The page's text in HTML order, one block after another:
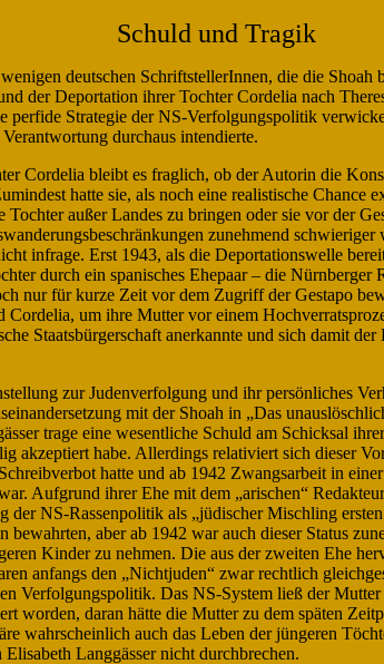
Schuld und Tragik
deutschen SchriftstellerInnen, die die
der Deportation ihrer Tochter Cordelia nach
Strategie der NS-Verfolgungspolitik
durchaus intendierte.
Cordelia bleibt es fraglich, ob der Autorin die
hatte sie, als noch eine realistische Chance
Tochter außer Landes zu bringen oder sie vor der
zunehmend
infrage. Erst 1943, als die Deportationswelle
durch ein spanisches Ehepaar – die Nürnberger
nur für kurze Zeit vor dem Zugriff der Gestapo
Cordelia, um ihre Mutter vor einem
Staatsbürgerschaft anerkannte und sich damit
zur Judenverfolgung und ihr persönliches
mit der Shoah in „Das
trage eine wesentliche Schuld am Schicksal
akzeptiert habe. Allerdings relativiert sich dieser
hatte und ab 1942 Zwangsarbeit in
Aufgrund ihrer Ehe mit dem „arischen“
der NS-Rassenpolitik als „jüdischer Mischling
aber ab 1942 war auch dieser Status
Kinder zu nehmen. Die aus der zweiten Ehe
anfangs den „Nichtjuden“ zwar rechtlich
Verfolgungspolitik. Das NS-System ließ der
worden, daran hätte die Mutter zu dem späten
wahrscheinlich auch das Leben der jüngeren
Langgässer nicht durchbrechen.